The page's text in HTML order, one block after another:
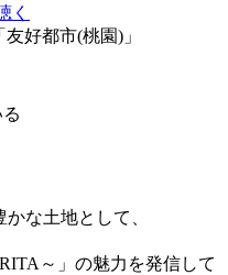
く
好都市(桃園)」
な土地として、
～」の魅力を発信して